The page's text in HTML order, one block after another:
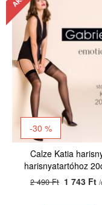
-30 %
Calze Katia
harisnyatartóhoz
2 490 Ft 1 743 Ft